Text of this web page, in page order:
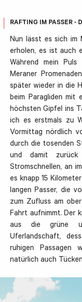
RAFTING IM PASSER -
Nun lässt es sich im
erholen, es ist auch
Während mein
Meraner
später wieder in die
beim Paragliden mit
höchsten Gipfel ins
ich es erstmals zu
Vormittag nördlich
durch die tosenden
und damit
Stromschnellen, an
es knapp 15
langen Passer, die
zum Zufluss am
Fahrt aufnimmt. Der
aus die grüne
Uferlandschaft,
ruhigen Passagen
natürlich auch